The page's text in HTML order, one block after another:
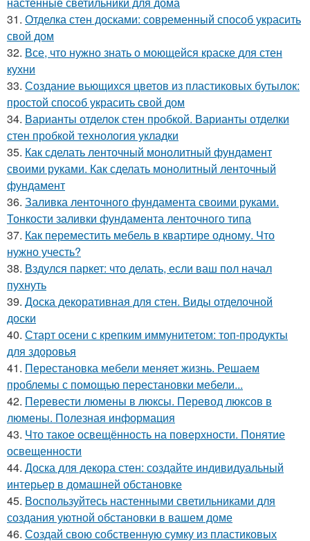
31. Отделка стен досками: современный способ украсить
свой дом
32. Все, что нужно знать о моющейся краске для стен
кухни
33. Создание вьющихся цветов из пластиковых бутылок:
простой способ украсить свой дом
34. Варианты отделок стен пробкой. Варианты отделки
стен пробкой технология укладки
35. Как сделать ленточный монолитный фундамент
своими руками. Как сделать монолитный ленточный
фундамент
36. Заливка ленточного фундамента своими руками.
Тонкости заливки фундамента ленточного типа
37. Как переместить мебель в квартире одному. Что
нужно учесть?
38. Вздулся паркет: что делать, если ваш пол начал
пухнуть
39. Доска декоративная для стен. Виды отделочной
доски
40. Старт осени с крепким иммунитетом: топ-продукты
для здоровья
41. Перестановка мебели меняет жизнь. Решаем
проблемы с помощью перестановки мебели...
42. Перевести люмены в люксы. Перевод люксов в
люмены. Полезная информация
43. Что такое освещённость на поверхности. Понятие
освещенности
44. Доска для декора стен: создайте индивидуальный
интерьер в домашней обстановке
45. Воспользуйтесь настенными светильниками для
создания уютной обстановки в вашем доме
46. Создай свою собственную сумку из пластиковых